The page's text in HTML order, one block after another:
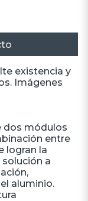
existencia y
Imágenes
dos módulos
entre
logran la
a
aluminio.